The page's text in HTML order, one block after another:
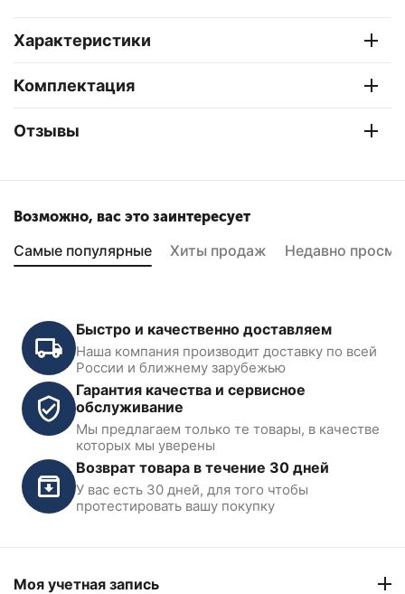
Характеристики
Комплектация
Отзывы
Возможно, вас это заинтересует
Самые популярные Хиты продаж Недавно
IC-L103 Фонарь
светодиодный
аккумуляторный с
магнитом, инспекционный
iCartool IC-L103
В наличии
IC-L101 Фонарь
аккумуляторный с УФ
подсветкой iCartool IC-
L101
В наличии
Быстро и качественно доставляем
Наша компания производит доставку по всей
России и ближнему зарубежью
Гарантия качества и сервисное
обслуживание
Мы предлагаем только те товары, в качестве
которых мы уверены
Возврат товара в течение 30 дней
У вас есть 30 дней, для того чтобы
протестировать вашу покупку
Моя учетная запись